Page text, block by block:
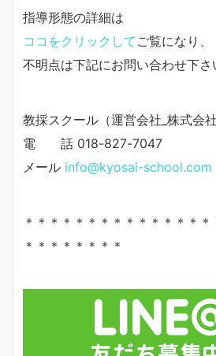
指導形態の詳細は
ココをクリックして ご覧になり、
不明点は下記にお問い合わせ下さ
教採スクール（運営会社_株式会
電 話 018-827-7047
メール info@kyosai-school.com
＊＊＊＊＊＊＊＊＊＊＊＊＊＊
＊＊＊＊＊＊＊＊